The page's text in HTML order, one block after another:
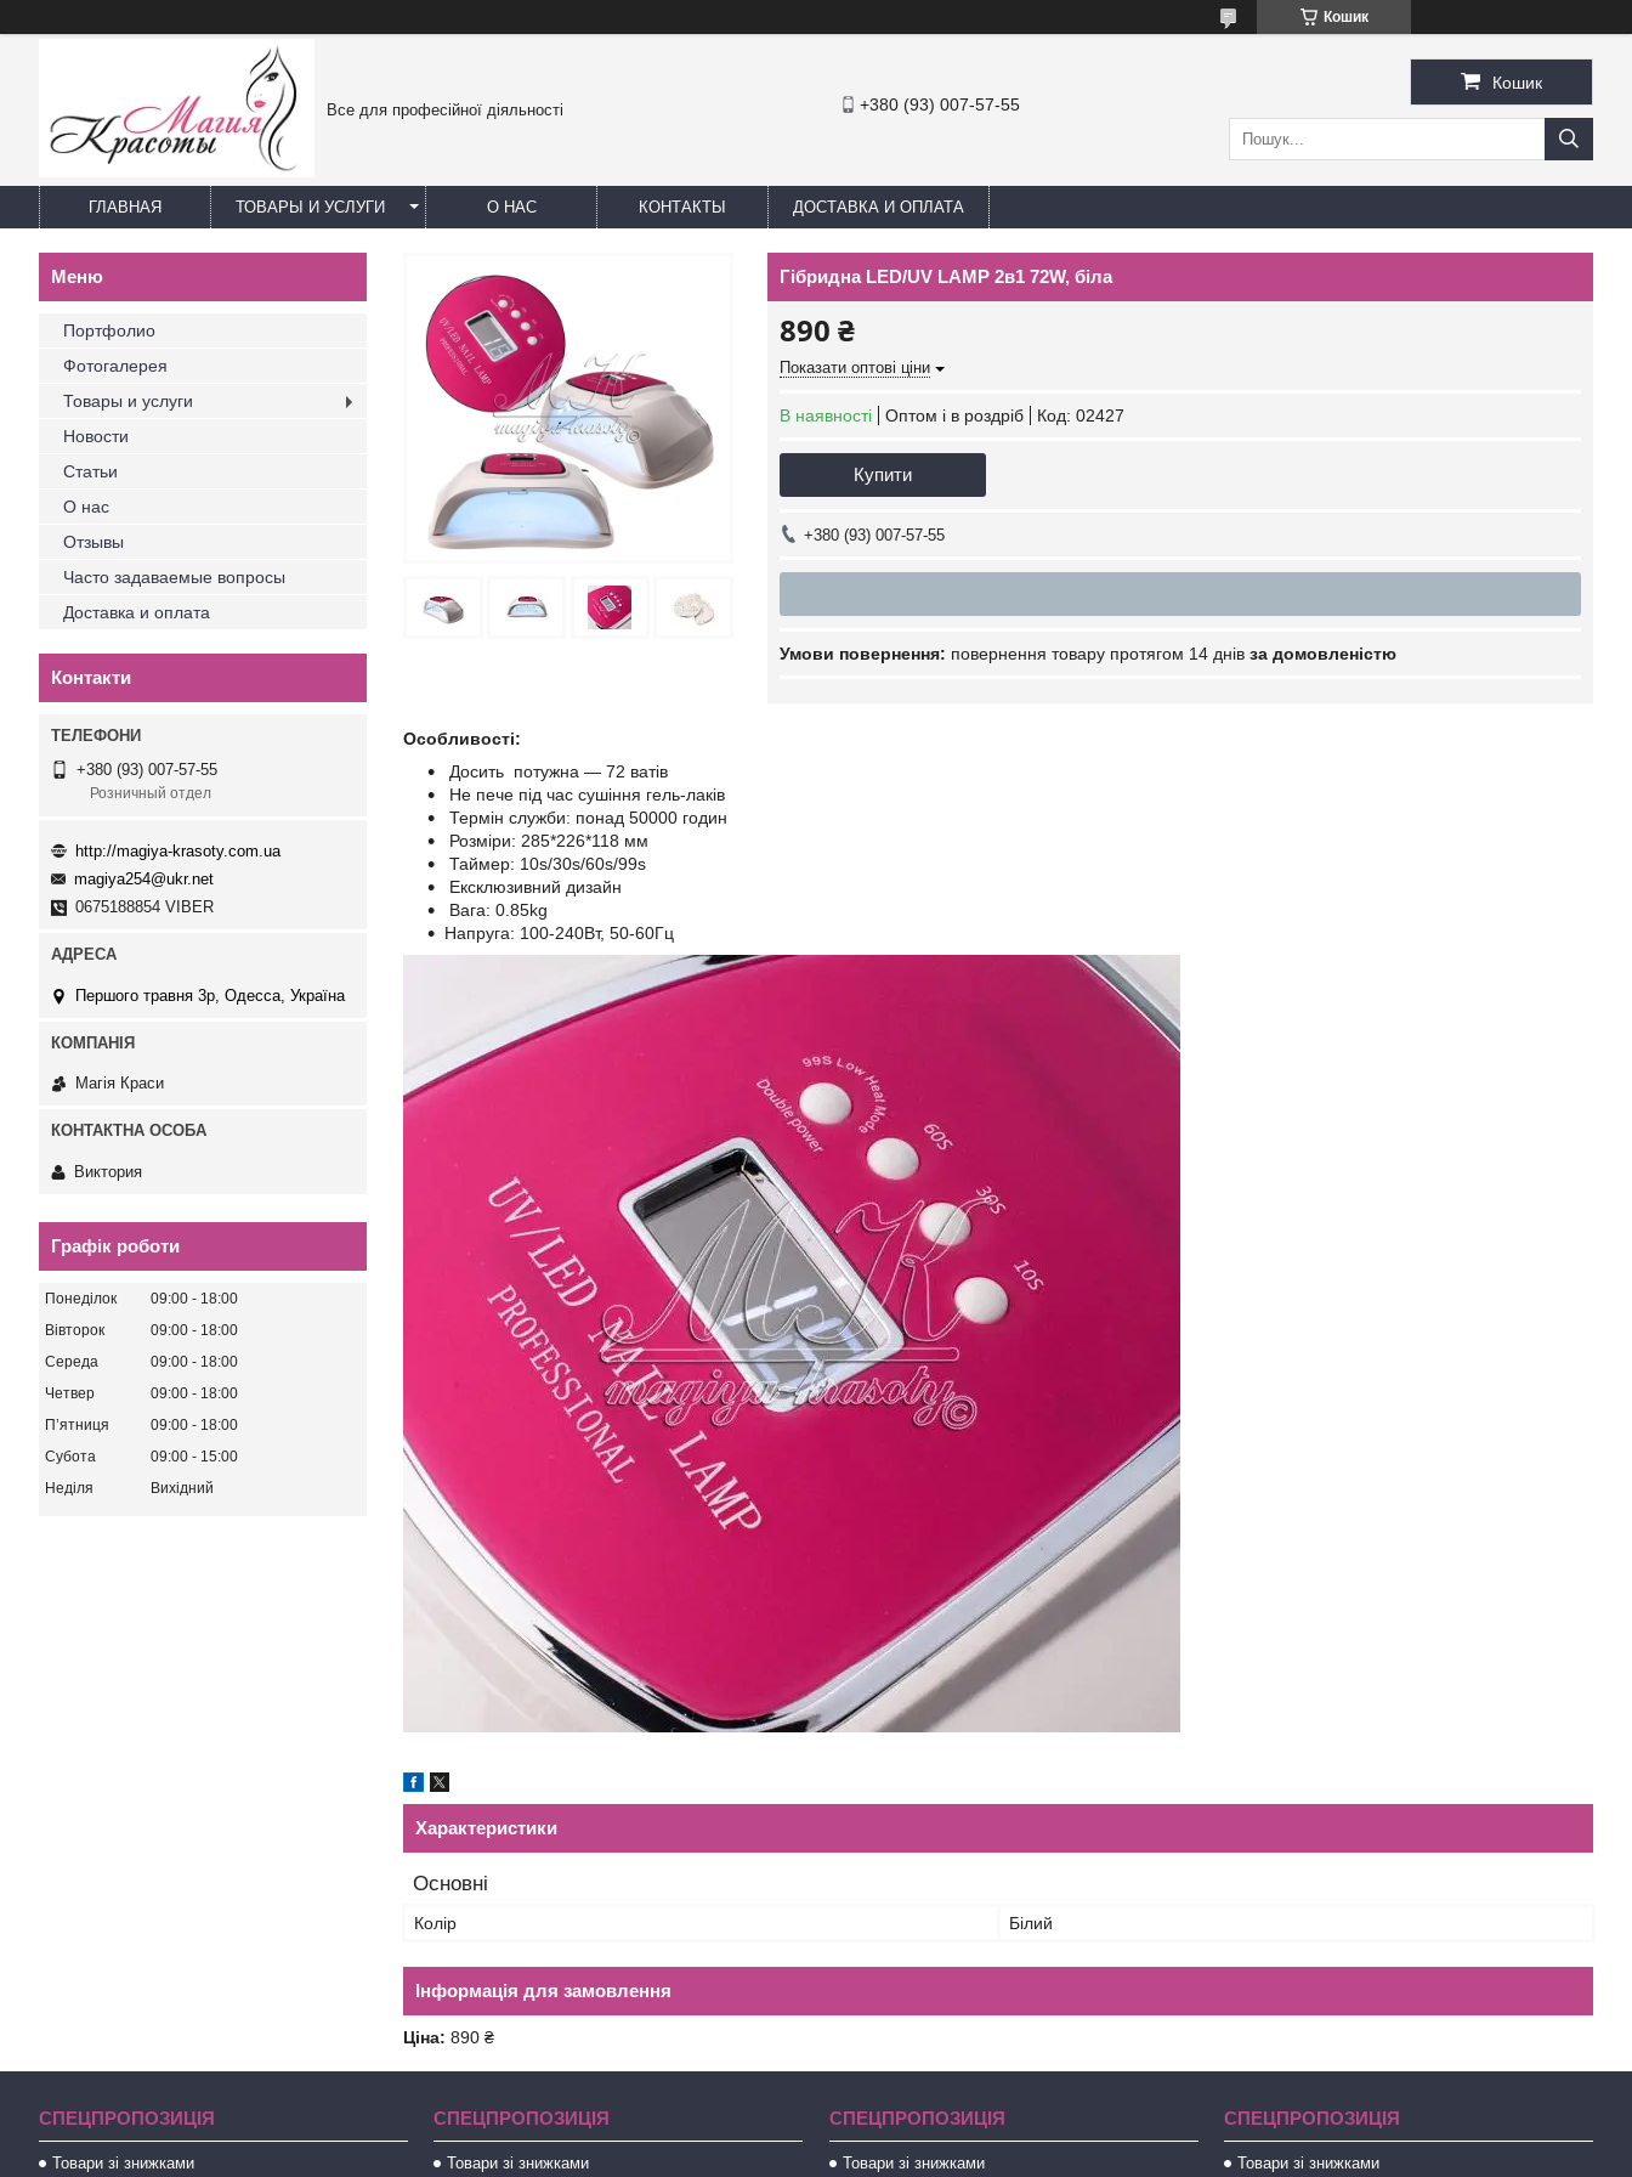
Кошик
Все для професійної діяльності +380 (93) 007-57-55
Кошик
ГЛАВНАЯ ТОВАРЫ И УСЛУГИ О НАС КОНТАКТЫ ДОСТАВКА И ОПЛАТА
Гібридна LED/UV LAMP 2в1 72W, біла
890 ₴
Показати оптові ціни
В наявності Оптом і в роздріб Код: 02427
Купити
+380 (93) 007-57-55
повернення товару протягом 14 днів за домовленістю
Особливості:
Досить потужна — 72 ватів
Не пече під час сушіння гель-лаків
Термін служби: понад 50000 годин
Розміри: 285*226*118 мм
Таймер: 10s/30s/60s/99s
Ексклюзивний дизайн
Вага: 0.85kg
Напруга: 100-240Вт, 50-60Гц
Характеристики
Основні
Колір Білий
Інформація для замовлення
Ціна: 890 ₴
Портфолио
Фотогалерея
Товары и услуги
Новости
Статьи
О нас
Отзывы
Часто задаваемые вопросы
Доставка и оплата
Контакти
+380 (93) 007-57-55
Розничный отдел
http://magiya-krasoty.com.ua
magiya254@ukr.net
0675188854 VIBER
Першого травня 3р, Одесса, Україна
Магія Краси
Виктория
Графік роботи
Понеділок 09:00
18:00
Вівторок
09:00
18:00
Середа
09:00
18:00
Четвер
09:00
18:00
Пʼятниця
09:00
18:00
Субота
09:00
15:00
Неділя
Вихідний
СПЕЦПРОПОЗИЦІЯ
Товари зі знижками
СПЕЦПРОПОЗИЦІЯ
Товари зі знижками
СПЕЦПРОПОЗИЦІЯ
Товари зі знижками
СПЕЦПРОПОЗИЦІЯ
Товари зі знижками